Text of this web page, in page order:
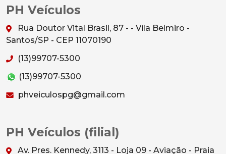
PH Veículos
Rua Doutor Vital Brasil, 87 - - Vila Belmiro -
Santos/SP - CEP 11070190
(13)99707-5300
(13)99707-5300
phveiculospg@gmail.com
PH Veículos (filial)
Av. Pres. Kennedy, 3113 - Loja 09 - Aviação - Praia